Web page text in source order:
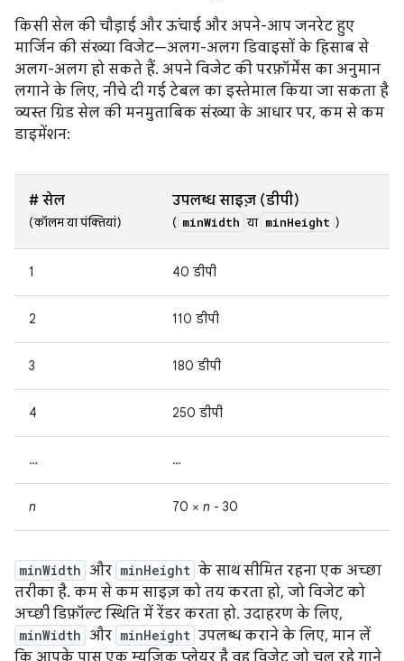
किसी सेल की चौड़ाई और ऊंचाई और अपने-आप जनरेट हुए
मार्जिन की संख्या विजेट—अलग-अलग डिवाइसों के हिसाब से
अलग-अलग हो सकते हैं. अपने विजेट की परफ़ॉर्मेंस का अनुमान
लगाने के लिए, नीचे दी गई टेबल का इस्तेमाल किया जा सकता है
व्यस्त ग्रिड सेल की मनमुताबिक संख्या के आधार पर, कम से कम
डाइमेंशन:
# सेल
(कॉलम या पंक्तियां)
उपलब्ध साइज़ (डीपी)
( minWidth या minHeight )
1 40 डीपी
2 110 डीपी
3 180 डीपी
4 250 डीपी
… …
n 70 × n - 30
minWidth और minHeight के साथ सीमित रहना एक अच्छा
तरीका है. कम से कम साइज़ को तय करता हो, जो विजेट को
अच्छी डिफ़ॉल्ट स्थिति में रेंडर करता हो. उदाहरण के लिए,
minWidth और minHeight उपलब्ध कराने के लिए, मान लें
कि आपके पास एक म्यूज़िक प्लेयर है वह विजेट जो चल रहे गाने